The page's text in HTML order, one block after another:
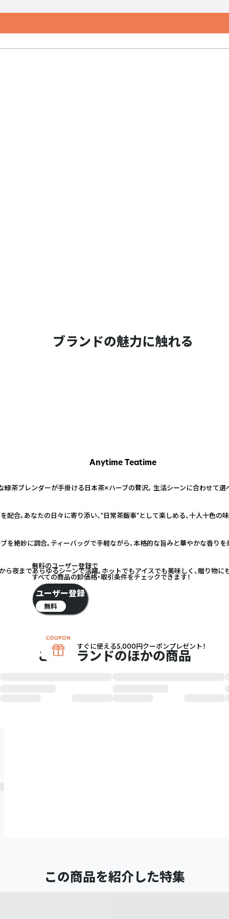
ブランドの魅力に触れる
Anytime Teatime
緑茶ブレンダーが手掛ける日本茶×ハーブの贅沢。 生活シーンに合わせて
配合。あなたの日々に寄り添い、"日常茶飯事"として楽しめる、十人十色の
を絶妙に調合。ティーバッグで手軽ながら、本格的な旨みと華やかな香り
ら夜まであらゆるシーンで活躍。ホットでもアイスでも美味しく、贈り物に
このブランドのほかの商品
この商品を紹介した特集
無料のユーザー登録で
すべての商品の卸価格・取引条件をチェックできます！
ユーザー登録
無料
すぐに使える5,000円クーポンプレゼント！